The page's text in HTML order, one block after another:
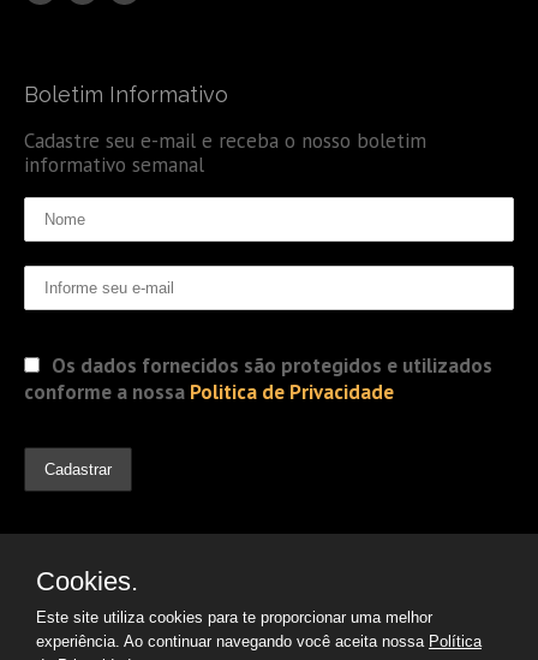
Boletim Informativo
Cadastre seu e-mail e receba o nosso boletim
informativo semanal
Os dados fornecidos são protegidos e utilizados
conforme a nossa Politica de Privacidade
Cookies.
Este site utiliza cookies para te proporcionar uma melhor
experiência. Ao continuar navegando você aceita nossa Política